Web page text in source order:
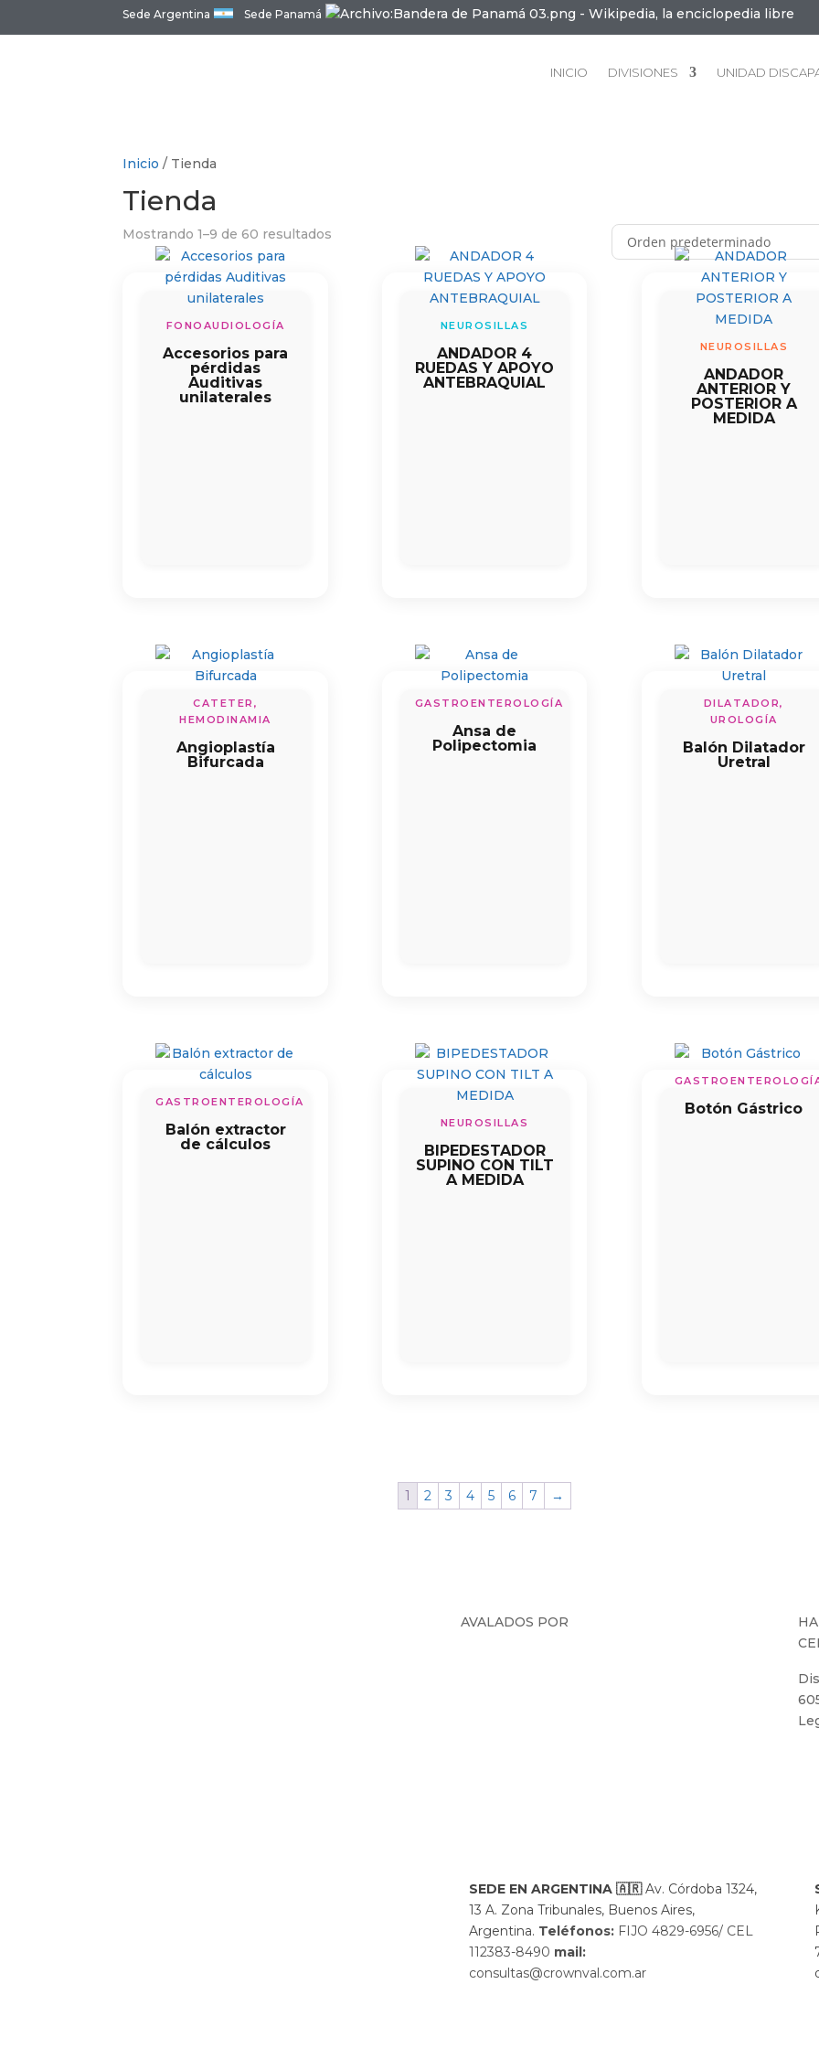
Sede Argentina Sede Panamá
INICIO DIVISIONES UNIDAD
Inicio / Tienda
Tienda
Mostrando 1–9 de 60 resultados
FONOAUDIOLOGÍA
Accesorios para
pérdidas
Auditivas
unilaterales
NEUROSILLAS
ANDADOR 4
RUEDAS Y APOYO
ANTEBRAQUIAL
NEUROSILLAS
ANDADOR
ANTERIOR Y
POSTERIOR A
MEDIDA
CATETER,
HEMODINAMIA
Angioplastía
Bifurcada
GASTROENTEROLOGÍA
Ansa de
Polipectomia
DILATADOR,
UROLOGÍA
Balón Dilatador
Uretral
GASTROENTEROLOGÍA
Balón extractor
de cálculos
NEUROSILLAS
BIPEDESTADOR
SUPINO CON TILT
A MEDIDA
Botón Gástrico
1 2 3 4 5 6 7 →
AVALADOS POR
SEDE EN ARGENTINA 🇦🇷 Av. Córdoba 1324,
13 A. Zona Tribunales, Buenos Aires,
Argentina. Teléfonos:FIJO 4829-6956/ CEL
112383-8490 mail:
consultas@crownval.com.ar